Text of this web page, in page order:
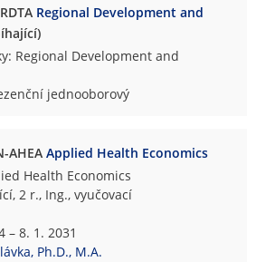
Regional Development and
Regional Development and
jednooborový
AHEAApplied Health Economics
Health Economics
2 r., Ing., vyučovací
– 8. 1. 2031
Ph.D., M.A.